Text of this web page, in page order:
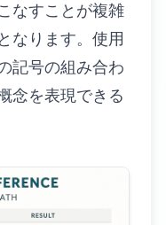
なすことが複雑
なります。使用
記号の組み合わ
念を表現できる